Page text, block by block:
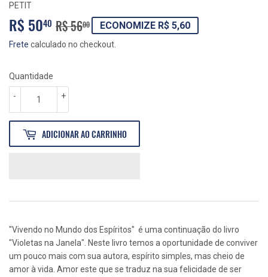
PETIT
R$ 5040 R$ 5600PREÇO
NORMAL
R$
56,00
PREÇO
PROMOCIONAL
R$
50,40
ECONOMIZE R$ 5,60
Frete calculado no checkout.
Quantidade
+
-
ADICIONAR AO CARRINHO
"Vivendo no Mundo dos Espíritos" é uma continuação do livro
"Violetas na Janela". Neste livro temos a oportunidade de conviver
um pouco mais com sua autora, espírito simples, mas cheio de
amor à vida. Amor este que se traduz na sua felicidade de ser